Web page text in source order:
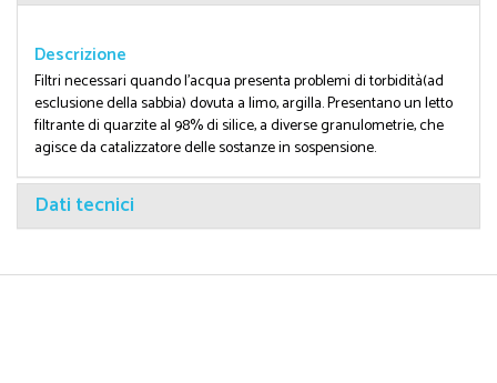
Descrizione
Filtri necessari quando l'acqua presenta problemi di torbidità(ad
esclusione della sabbia) dovuta a limo, argilla. Presentano un letto
filtrante di quarzite al 98% di silice, a diverse granulometrie, che
agisce da catalizzatore delle sostanze in sospensione.
Dati tecnici